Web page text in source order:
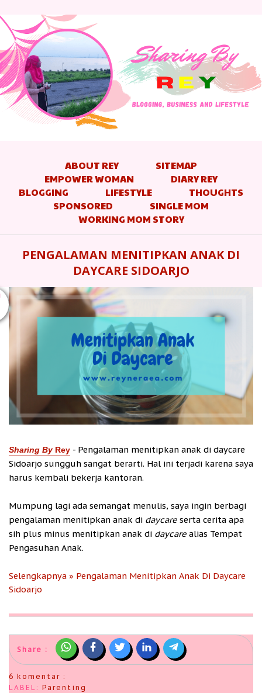
ABOUT REY
SITEMAP
EMPOWER WOMAN
DIARY REY
BLOGGING
LIFESTYLE
THOUGHTS
SPONSORED
SINGLE MOM
WORKING MOM STORY
PENGALAMAN MENITIPKAN ANAK DI
DAYCARE SIDOARJO
Sharing By Rey - Pengalaman menitipkan anak di daycare
Sidoarjo sungguh sangat berarti. Hal ini terjadi karena saya
harus kembali bekerja kantoran.
Mumpung lagi ada semangat menulis, saya ingin berbagi
pengalaman menitipkan anak di daycare serta cerita apa
sih plus minus menitipkan anak di daycare alias Tempat
Pengasuhan Anak.
Selengkapnya » Pengalaman Menitipkan Anak Di Daycare
Sidoarjo
Share :
6 komentar :
LABEL: Parenting